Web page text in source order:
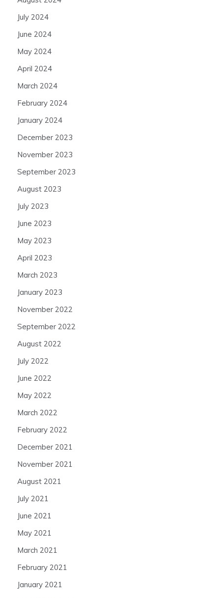
July 2024
June 2024
May 2024
April 2024
March 2024
February 2024
January 2024
December 2023
November 2023
September 2023
August 2023
July 2023
June 2023
May 2023
April 2023
March 2023
January 2023
November 2022
September 2022
August 2022
July 2022
June 2022
May 2022
March 2022
February 2022
December 2021
November 2021
August 2021
July 2021
June 2021
May 2021
March 2021
February 2021
January 2021